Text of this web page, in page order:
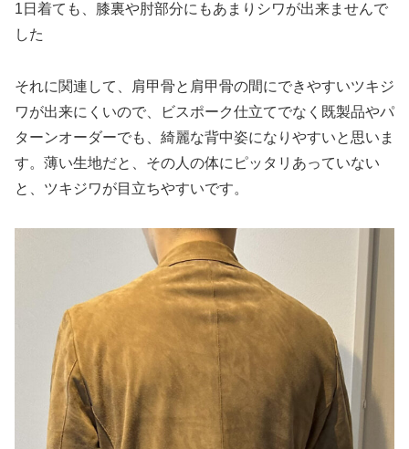
1日着ても、膝裏や肘部分にもあまりシワが出来ませんで
した
それに関連して、肩甲骨と肩甲骨の間にできやすいツキジ
ワが出来にくいので、ビスポーク仕立てでなく既製品やパ
ターンオーダーでも、綺麗な背中姿になりやすいと思いま
す。薄い生地だと、その人の体にピッタリあっていない
と、ツキジワが目立ちやすいです。